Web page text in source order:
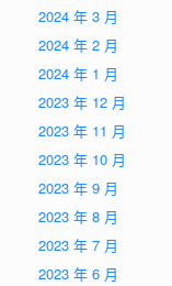
2024 年 3 月
2024 年 2 月
2024 年 1 月
2023 年 12 月
2023 年 11 月
2023 年 10 月
2023 年 9 月
2023 年 8 月
2023 年 7 月
2023 年 6 月